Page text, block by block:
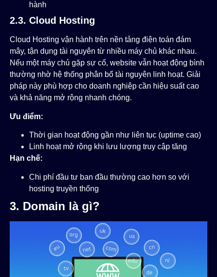
hành
2.3. Cloud Hosting
Cloud Hosting vận hành trên nền tảng điện toán đám
mây, tận dụng tài nguyên từ nhiều máy chủ khác nhau.
Nếu một máy chủ gặp sự cố, website vẫn hoạt động bình
thường nhờ hệ thống phân bổ tài nguyên linh hoạt. Giải
pháp này phù hợp cho doanh nghiệp cần hiệu suất cao
và khả năng mở rộng nhanh chóng.
Ưu điểm:
Thời gian hoạt động gần như liên tục (uptime cao)
Linh hoạt mở rộng khi lưu lượng truy cập tăng
Hạn chế:
Chi phí đầu tư ban đầu thường cao hơn so với
hosting truyền thống
3. Domain là gì?